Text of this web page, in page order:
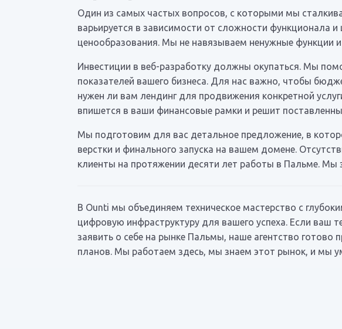
Один из самых частых вопросов, с которыми мы
варьируется в зависимости от сложности функционала
ценообразования. Мы не навязываем ненужные функции
Инвестиции в веб-разработку должны окупаться. Мы
показателей вашего бизнеса. Для нас важно, чтобы
нужен ли вам лендинг для продвижения конкретной
впишется в ваши финансовые рамки и решит
Мы подготовим для вас детальное предложение, в
верстки и финального запуска на вашем домене.
клиенты на протяжении десяти лет работы в Пальме. Мы
В Ounti мы объединяем техническое мастерство с
цифровую инфраструктуру для вашего успеха. Если ваш
заявить о себе на рынке Пальмы, наше агентство
планов. Мы работаем здесь, мы знаем этот рынок, и мы